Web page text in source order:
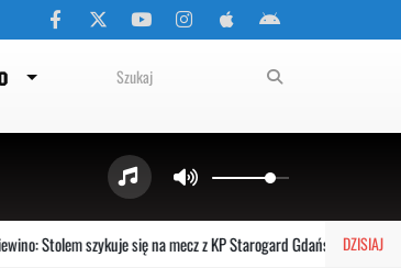
DZISIAJ
szykuje się na mecz z KP Starogard Gdański